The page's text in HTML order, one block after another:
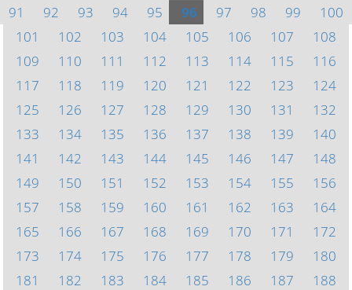
91
92 93 94 95 96 97 98 99
100
101
102 103 104 105 106 107
108
109
110 111 112 113 114 115
116
117
118 119 120 121 122 123
124
125
126 127 128 129 130 131
132
133
134 135 136 137 138 139
140
141
142 143 144 145 146 147
148
149
150 151 152 153 154 155
156
157
158 159 160 161 162 163
164
165
166 167 168 169 170 171
172
173
174 175 176 177 178 179
180
181
182 183 184 185 186 187
188